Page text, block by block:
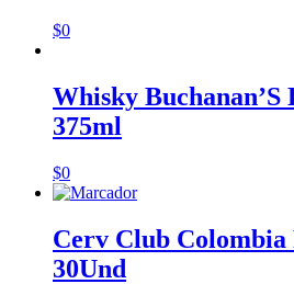
$0
Whisky Buchanan’S
375ml
$0
Cerv Club Colombia
30Und